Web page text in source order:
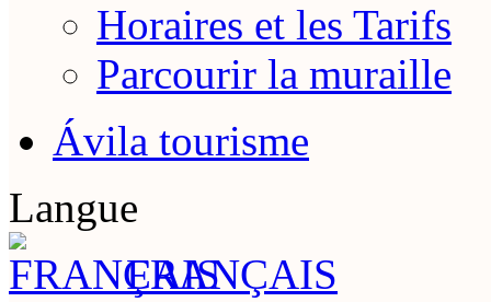
Horaires et les Tarifs
Parcourir la muraille
Ávila tourisme
Langue
FRANÇAIS